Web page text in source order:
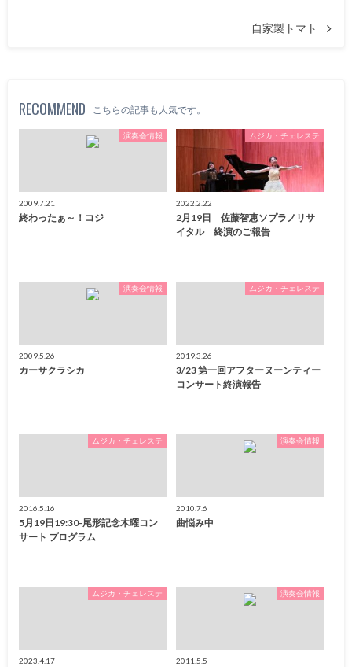
自家製トマト
RECOMMEND こちらの記事も人気です。
演奏会情報
2009.7.21
終わったぁ～！コジ
ムジカ・チェレステ
2022.2.22
2月19日 佐藤智恵ソプラノリサ
イタル 終演のご報告
演奏会情報
2009.5.26
カーサクラシカ
ムジカ・チェレステ
2019.3.26
3/23 第一回アフターヌーンティー
コンサート終演報告
ムジカ・チェレステ
2016.5.16
5月19日19:30-尾形記念木曜コン
サート プログラム
演奏会情報
2010.7.6
曲悩み中
ムジカ・チェレステ
2023.4.17
演奏会情報
2011.5.5